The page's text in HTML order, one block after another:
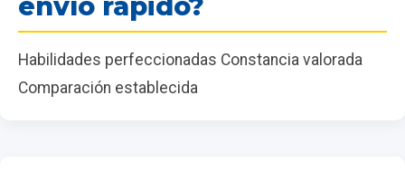
Habilidades perfeccionadas Constancia valorada
Comparación establecida